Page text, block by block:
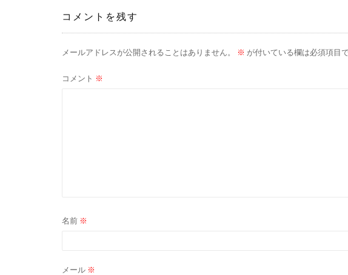
ナ
ビ
ゲ
ー
コメントを残す
メールアドレスが公開されることはありません。 ※ が付いている欄は必須項目
コメント ※
名前 ※
メール ※